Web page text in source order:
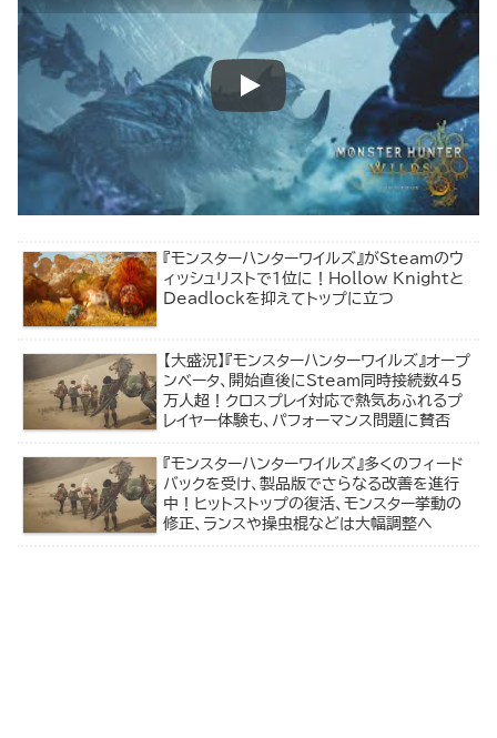
『モンスターハンターワイルズ』がSteamのウ
ィッシュリストで1位に！Hollow Knightと
Deadlockを抑えてトップに立つ
【大盛況】『モンスターハンターワイルズ』オープ
ンベータ、開始直後にSteam同時接続数45
万人超！クロスプレイ対応で熱気あふれるプ
レイヤー体験も、パフォーマンス問題に賛否
『モンスターハンターワイルズ』多くのフィード
バックを受け、製品版でさらなる改善を進行
中！ヒットストップの復活、モンスター挙動の
修正、ランスや操虫棍などは大幅調整へ